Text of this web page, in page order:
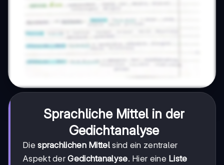
Sprachliche Mittel in der
Gedichtanalyse
Diesprachlichen Mittelsind ein zentraler
Aspekt derGedichtanalyse. Hier eine Liste